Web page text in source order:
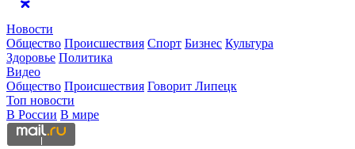
Новости
Общество Происшествия Спорт Бизнес Культура
Здоровье Политика
Видео
Общество Происшествия Говорит Липецк
Топ новости
В России В мире